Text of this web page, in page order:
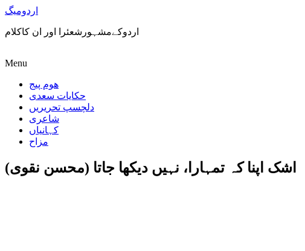
اردومیگ
اردوکےمشہورشعئرا اور ان کاکلام
Menu
ھوم پیج
حکایات سعدی
دلچسپ تحریریں
شاعری
کہانیاں
مزاح
اشک اپنا کہ تمہارا، نہیں دیکھا جاتا (محسن نقوی)